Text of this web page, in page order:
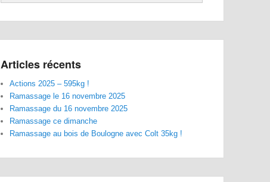
Articles récents
Actions 2025 – 595kg !
Ramassage le 16 novembre 2025
Ramassage du 16 novembre 2025
Ramassage ce dimanche
Ramassage au bois de Boulogne avec Colt 35kg !